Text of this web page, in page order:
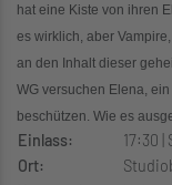
hat eine Kiste von ihren
es wirklich, aber
an den Inhalt dieser
WG versuchen Elena,
beschützen. Wie es
Einlass:
17:30
Ort: